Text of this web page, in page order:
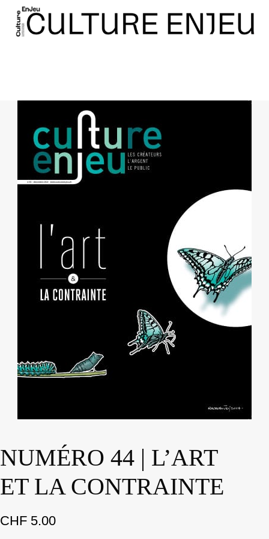
NUMÉRO 44 | L’ART
ET LA CONTRAINTE
CHF 5.00